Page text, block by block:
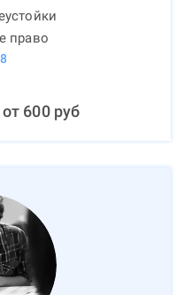
право
600руб